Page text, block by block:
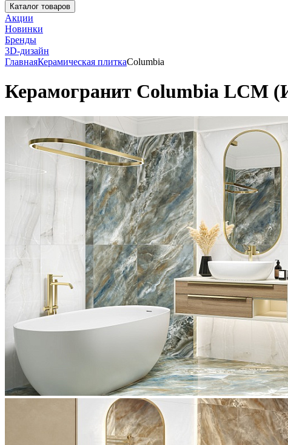
Каталог товаров
Акции
Новинки
Бренды
3D-дизайн
ГлавнаяКерамическая плиткаColumbia
Керамогранит Columbia LCM